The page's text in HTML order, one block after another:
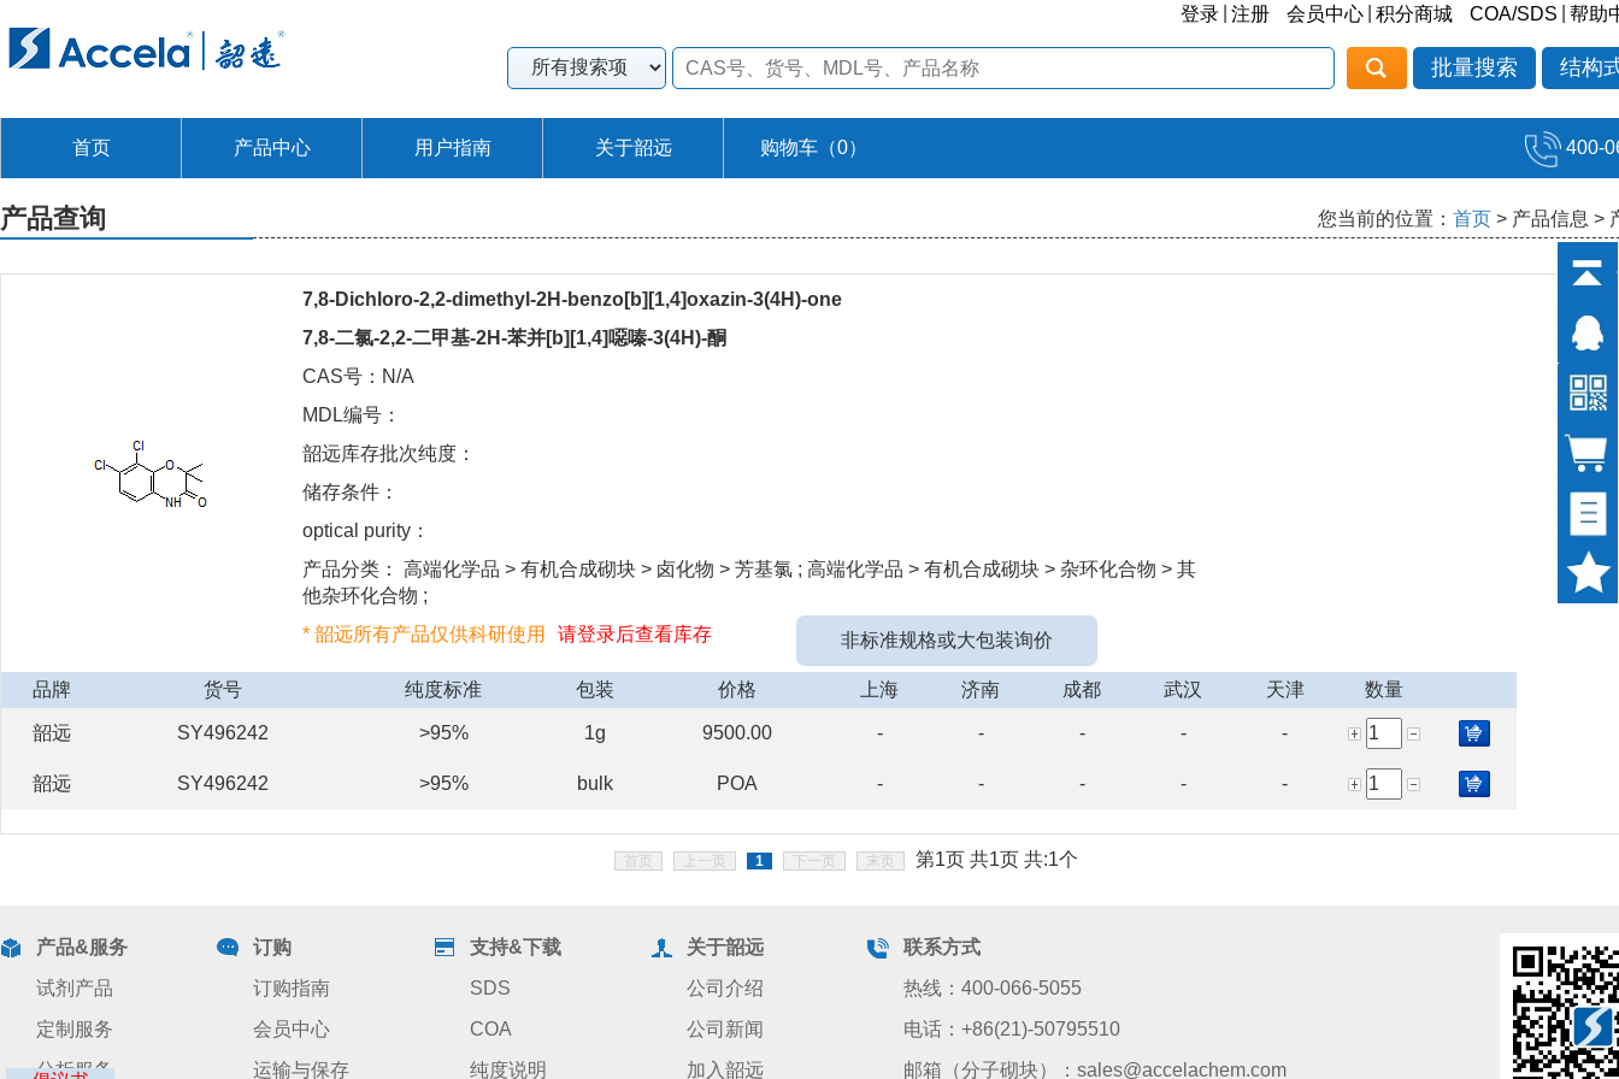
登录 注册 会员中心 积分商城 COA/SDS 帮助
批量搜索 结构
首页 产品中心 用户指南 关于韶远 购物车（0） 400-
产品查询 您当前的位置： 首页 > 产品信息 >
7,8-Dichloro-2,2-dimethyl-2H-benzo[b][1,4]oxazin-3(4H)-one
7,8-二氯-2,2-二甲基-2H-苯并[b][1,4]噁嗪-3(4H)-酮
CAS号：N/A
MDL编号：
韶远库存批次纯度：
储存条件：
optical purity：
产品分类： 高端化学品 > 有机合成砌块 > 卤化物 > 芳基氯 ; 高端化学品 > 有机合成砌块 > 杂环化合物 > 其
他杂环化合物 ;
* 韶远所有产品仅供科研使用
请登录后查看库存 非标准规格或大包装询价
品牌 货号 纯度标准 包装 价格 上海 济南 成都 武汉 天津 数量
韶远 SY496242 >95% 1g 9500.00 - - - - -
韶远 SY496242 >95% bulk POA - - - - -
首页 上一页 1 下一页 末页 第1页 共1页 共:1个
产品&服务
试剂产品
定制服务
分析服务
订购
订购指南
会员中心
运输与保存
支持&下载
SDS
COA
纯度说明
关于韶远
公司介绍
公司新闻
加入韶远
联系方式
热线：400-066-5055
电话：+86(21)-50795510
邮箱（分子砌块）：sales@accelachem.com